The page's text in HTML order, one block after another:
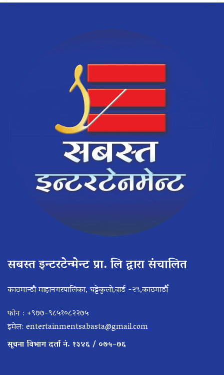
सबस्त इन्टरटेन्मेन्ट प्रा. लि द्वारा संचालित
काठमान्डौ माहानगरपालिका, घट्टेकुलो,वार्ड -२९,काठमाडौँ
फोन : +९७७-९८५१०८२२७५
इमेल: entertainmentsabasta@gmail.com
सूचना विभाग दर्ता नं. १३४६ / ०७५–७६